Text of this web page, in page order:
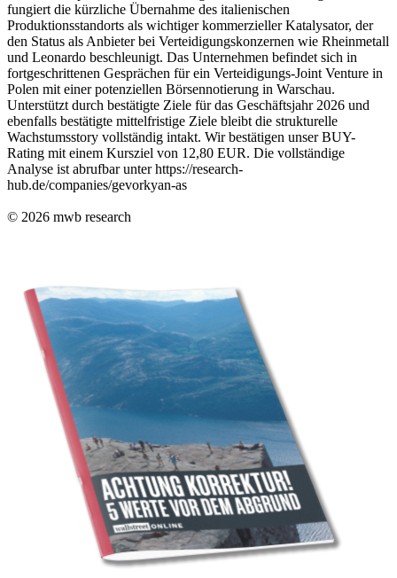
fungiert die kürzliche Übernahme des italienischen
Produktionsstandorts als wichtiger kommerzieller Katalysator, der
den Status als Anbieter bei Verteidigungskonzernen wie Rheinmetall
und Leonardo beschleunigt. Das Unternehmen befindet sich in
fortgeschrittenen Gesprächen für ein Verteidigungs-Joint Venture in
Polen mit einer potenziellen Börsennotierung in Warschau.
Unterstützt durch bestätigte Ziele für das Geschäftsjahr 2026 und
ebenfalls bestätigte mittelfristige Ziele bleibt die strukturelle
Wachstumsstory vollständig intakt. Wir bestätigen unser BUY-
Rating mit einem Kursziel von 12,80 EUR. Die vollständige
Analyse ist abrufbar unter https://research-
hub.de/companies/gevorkyan-as
© 2026 mwb research